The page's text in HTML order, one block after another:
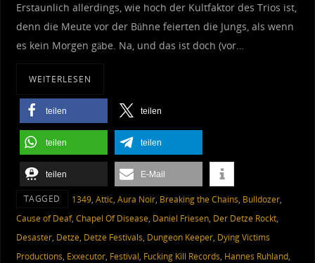
Erstaunlich allerdings, wie hoch der Kultfaktor des Trios ist,
denn die Meute vor der Bühne feierten die Jungs, als wenn
es kein Morgen gäbe. Na, und das ist doch (vor…
WEITERLESEN
teilen teilen
teilen teilen
teilen E-Mail
TAGGED 1349, Attic, Aura Noir, Breaking the Chains, Bulldozer,
Cause of Deaf, Chapel Of Disease, Daniel Friesen, Der Detze Rockt,
Desaster, Detze, Detze Festivals, Dungeon Keeper, Dying Victims
Productions, Exxecutor, Festival, Fucking Kill Records, Hannes Ruhland,